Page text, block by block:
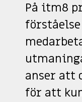
På itm8
anser att
för att